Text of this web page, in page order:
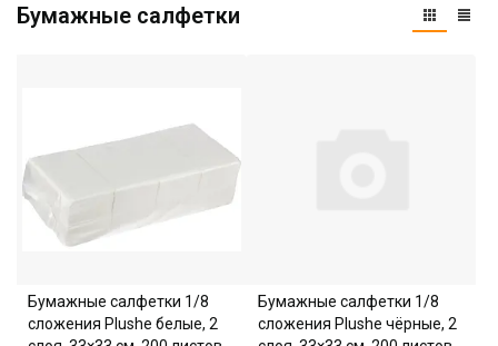
Бумажные салфетки
Бумажные салфетки 1/8
сложения Plushe белые, 2
Бумажные салфетки 1/8
сложения Plushe чёрные, 2